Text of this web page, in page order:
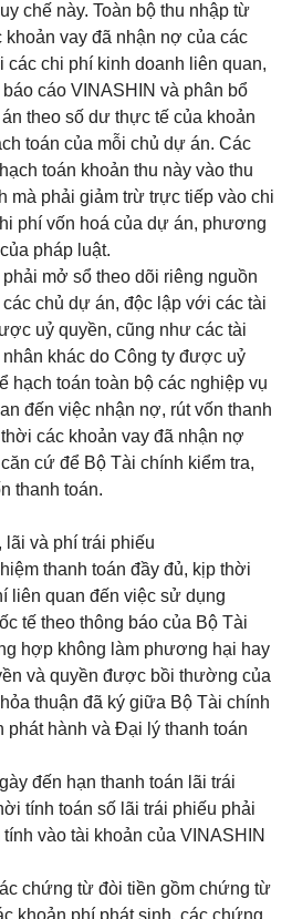
chế này. Toàn bộ thu nhập từ
vay đã nhận nợ của các
các chi phí kinh doanh liên quan,
cáo VINASHIN và phân bổ
theo số dư thực tế của khoản
toán của mỗi chủ dự án. Các
toán khoản thu này vào thu
mà phải giảm trừ trực tiếp vào chi
phí vốn hoá của dự án, phương
pháp luật.
mở sổ theo dõi riêng nguồn
chủ dự án, độc lập với các tài
uỷ quyền, cũng như các tài
khác do Công ty được uỷ
hạch toán toàn bộ các nghiệp vụ
đến việc nhận nợ, rút vốn thanh
các khoản vay đã nhận nợ
cứ để Bộ Tài chính kiểm tra,
thanh toán.
lãi và phí trái phiếu
thanh toán đầy đủ, kịp thời
liên quan đến việc sử dụng
tế theo thông báo của Bộ Tài
hợp không làm phương hại hay
và quyền được bồi thường của
thuận đã ký giữa Bộ Tài chính
phát hành và Đại lý thanh toán
đến hạn thanh toán lãi trái
tính toán số lãi trái phiếu phải
vào tài khoản của VINASHIN
chứng từ đòi tiền gồm chứng từ
khoản phí phát sinh, các chứng